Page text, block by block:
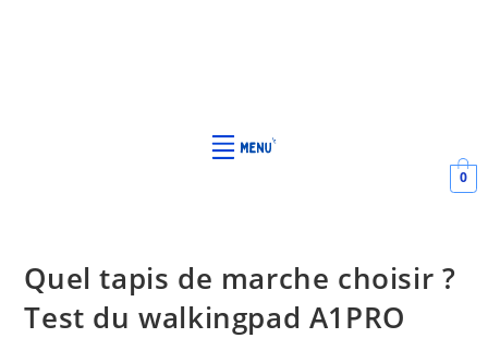
0
Quel tapis de marche choisir ?
Test du walkingpad A1PRO